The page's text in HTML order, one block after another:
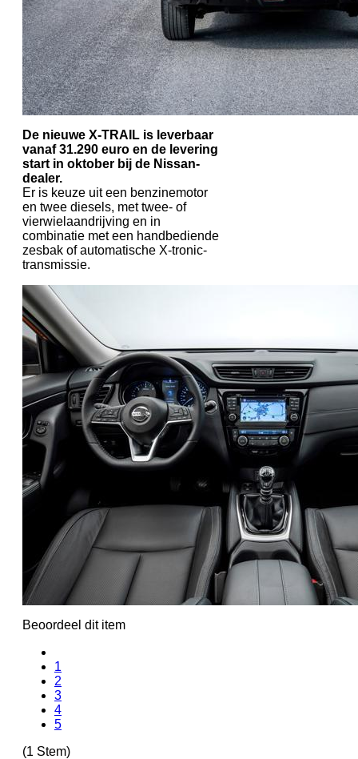
De nieuwe X-TRAIL is leverbaar
vanaf 31.290 euro en de levering
start in oktober bij de Nissan-
dealer.
Er is keuze uit een benzinemotor
en twee diesels, met twee- of
vierwielaandrijving en in
combinatie met een handbediende
zesbak of automatische X-tronic-
transmissie.
Beoordeel dit item
1
2
3
4
5
(1 Stem)